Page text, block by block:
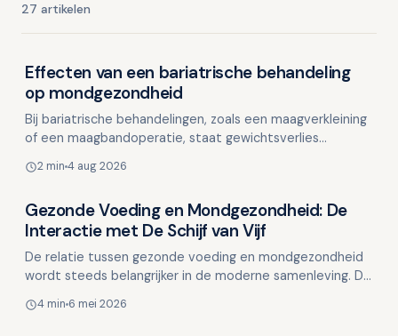
27 artikelen
Voeding en mondgezondheid
Effecten van een bariatrische behandeling
op mondgezondheid
Bij bariatrische behandelingen, zoals een maagverkleining
of een maagbandoperatie, staat gewichtsverlies
2 min 4 aug 2026
Voeding en mondgezondheid
Gezonde Voeding en Mondgezondheid: De
Interactie met De Schijf van Vijf
De relatie tussen gezonde voeding en mondgezondheid
wordt steeds belangrijker in de moderne samenleving. De
4 min 6 mei 2026